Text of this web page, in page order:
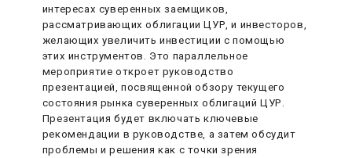
интересах суверенных заемщиков,
рассматривающих облигации ЦУР, и инвесторов,
желающих увеличить инвестиции с помощью
этих инструментов. Это параллельное
мероприятие откроет руководство
презентацией, посвященной обзору текущего
состояния рынка суверенных облигаций ЦУР.
Презентация будет включать ключевые
рекомендации в руководстве, а затем обсудит
проблемы и решения как с точки зрения